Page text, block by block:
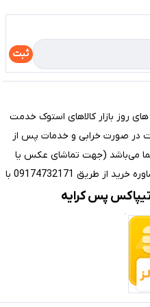
ثبت
روز بازار کالاهای استوک خدمت
7 روز مهلت تست در صورت خرابی و خدمات پس از
می‌باشد (جهت تماشای عکس یا
فیلم کالای موردنظرتان، راهنمایی و مشاوره خرید از طریق 09174732171 با
پس کرایه